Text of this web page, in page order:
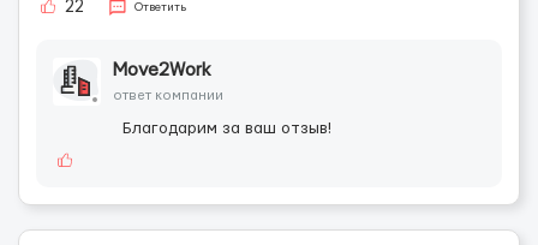
22 Ответить
Move2Work
ответ компании
Благодарим за ваш отзыв!